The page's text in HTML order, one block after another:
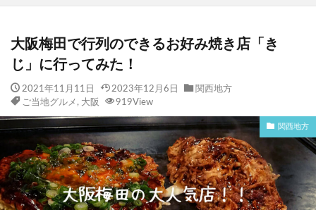
大阪梅田で行列のできるお好み焼き店「き
じ」に行ってみた！
2021年11月11日 2023年12月6日
関西地方
ご当地グルメ , 大阪 919View
関西地方